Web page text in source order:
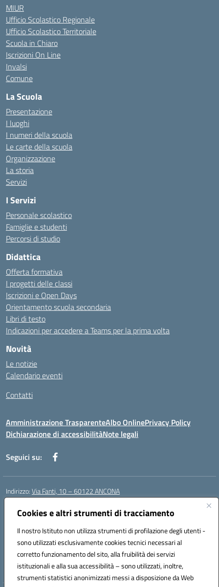
Cookies e altri strumenti di tracciamento
Il nostro Istituto non utilizza strumenti di profilazione degli utenti -
sono utilizzati esclusivamente cookies tecnici necessari al
corretto funzionamento del sito, alla fruibilità dei servizi
istituzionali e alla sua accessibilità – sono utilizzati, inoltre,
strumenti statistici anonimizzati messi a disposizione da Web
MIUR
Ufficio Scolastico Regionale
Ufficio Scolastico Territoriale
Scuola in Chiaro
Iscrizioni On Line
Invalsi
Comune
La Scuola
Presentazione
I luoghi
I numeri della scuola
Le carte della scuola
Organizzazione
La storia
Servizi
I Servizi
Personale scolastico
Famiglie e studenti
Percorsi di studio
Didattica
Offerta formativa
I progetti delle classi
Iscrizioni e Open Days
Orientamento scuola secondaria
Libri di testo
Indicazioni per accedere a Teams per la prima volta
Novità
Le notizie
Calendario eventi
Contatti
Amministrazione TrasparenteAlbo OnlinePrivacy Policy
Dichiarazione di accessibilitàNote legali
Seguici su:
Indirizzo:Via Fanti, 10 – 60122 ANCONA
Centralino:
Posta elettronica certificata (PEC):anic813007@pec.istruzione.it
Codice fiscale: 80014930426
Codice meccanografico:anic813007
Codice Indice delle Pubbliche Amministrazioni (IPA): istsc_anic813007
Codice unico di fatturazione (CUF): UFWP60